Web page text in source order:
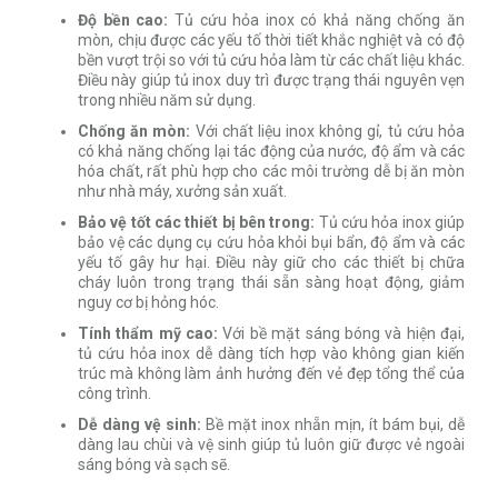
Độ bền cao: Tủ cứu hỏa inox có khả năng chống ăn
mòn, chịu được các yếu tố thời tiết khắc nghiệt và có độ
bền vượt trội so với tủ cứu hỏa làm từ các chất liệu khác.
Điều này giúp tủ inox duy trì được trạng thái nguyên vẹn
trong nhiều năm sử dụng.
Chống ăn mòn: Với chất liệu inox không gỉ, tủ cứu hỏa
có khả năng chống lại tác động của nước, độ ẩm và các
hóa chất, rất phù hợp cho các môi trường dễ bị ăn mòn
như nhà máy, xưởng sản xuất.
Bảo vệ tốt các thiết bị bên trong: Tủ cứu hỏa inox giúp
bảo vệ các dụng cụ cứu hỏa khỏi bụi bẩn, độ ẩm và các
yếu tố gây hư hại. Điều này giữ cho các thiết bị chữa
cháy luôn trong trạng thái sẵn sàng hoạt động, giảm
nguy cơ bị hỏng hóc.
Tính thẩm mỹ cao: Với bề mặt sáng bóng và hiện đại,
tủ cứu hỏa inox dễ dàng tích hợp vào không gian kiến
trúc mà không làm ảnh hưởng đến vẻ đẹp tổng thể của
công trình.
Dễ dàng vệ sinh: Bề mặt inox nhẵn mịn, ít bám bụi, dễ
dàng lau chùi và vệ sinh giúp tủ luôn giữ được vẻ ngoài
sáng bóng và sạch sẽ.